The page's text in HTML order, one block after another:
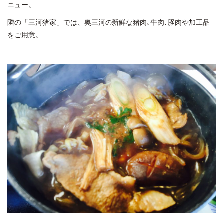
ニュー。
隣の「三河猪家」では、奥三河の新鮮な猪肉､牛肉､豚肉や加工品
をご用意。